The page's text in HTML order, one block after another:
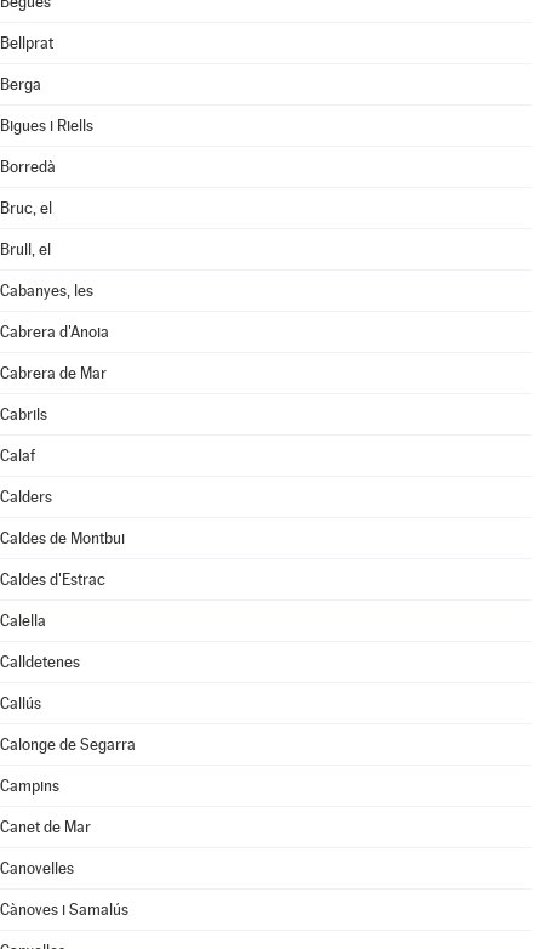
Bellprat
Berga
Bigues i Riells
Borredà
Bruc, el
Brull, el
Cabanyes, les
Cabrera d'Anoia
Cabrera de Mar
Cabrils
Calaf
Calders
Caldes de Montbui
Caldes d'Estrac
Calella
Calldetenes
Callús
Calonge de Segarra
Campins
Canet de Mar
Canovelles
Cànoves i Samalús